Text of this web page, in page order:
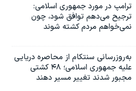
ترامپ در مورد جمهوری اسلامی:
ترجیح می‌دهم توافق شود، چون
نمی‌خواهم مردم کشته شوند
به‌روزرسانی سنتکام از محاصره دریایی
علیه جمهوری اسلامی؛ ۴۸ کشتی
مجبور شدند تغییر مسیر دهند